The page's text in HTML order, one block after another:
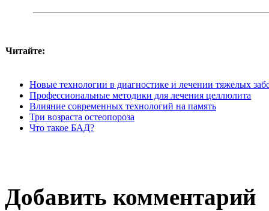
Читайте:
Новые технологии в диагностике и лечении тяжелых
Профессиональные методики для лечения целлюлита
Влияние современных технологий на память
Три возраста остеопороза
Что такое БАД?
Добавить комментарий